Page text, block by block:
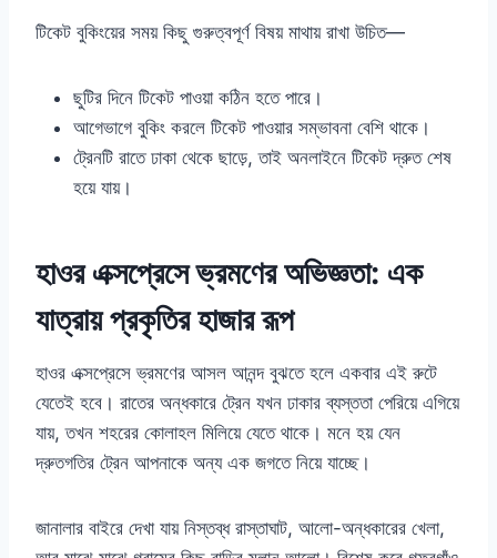
টিকেট বুকিংয়ের সময় কিছু গুরুত্বপূর্ণ বিষয় মাথায় রাখা উচিত—
ছুটির দিনে টিকেট পাওয়া কঠিন হতে পারে।
আগেভাগে বুকিং করলে টিকেট পাওয়ার সম্ভাবনা বেশি থাকে।
ট্রেনটি রাতে ঢাকা থেকে ছাড়ে, তাই অনলাইনে টিকেট দ্রুত শেষ
হয়ে যায়।
হাওর এক্সপ্রেসে ভ্রমণের অভিজ্ঞতা: এক
যাত্রায় প্রকৃতির হাজার রূপ
হাওর এক্সপ্রেসে ভ্রমণের আসল আনন্দ বুঝতে হলে একবার এই রুটে
যেতেই হবে। রাতের অন্ধকারে ট্রেন যখন ঢাকার ব্যস্ততা পেরিয়ে এগিয়ে
যায়, তখন শহরের কোলাহল মিলিয়ে যেতে থাকে। মনে হয় যেন
দ্রুতগতির ট্রেন আপনাকে অন্য এক জগতে নিয়ে যাচ্ছে।
জানালার বাইরে দেখা যায় নিস্তব্ধ রাস্তাঘাট, আলো-অন্ধকারের খেলা,